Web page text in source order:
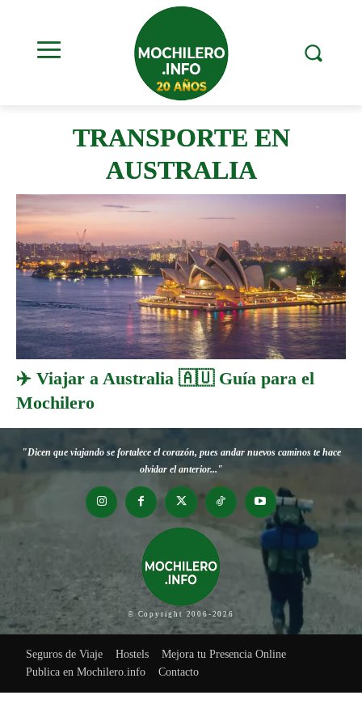
TRANSPORTE EN
AUSTRALIA
✈️ Viajar a Australia 🇦🇺 Guía para el
Mochilero
"Dicen que viajando se fortalece el corazón, pues andar nuevos caminos te hace
olvidar el anterior..."
© Copyright 2006-2026
Seguros de Viaje Hostels
Mejora tu Presencia Online
Publica en Mochilero.info
Contacto